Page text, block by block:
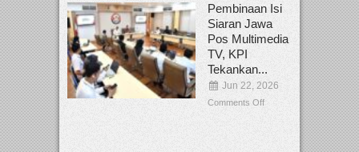
Pembinaan Isi
Siaran Jawa
Pos Multimedia
TV, KPI
Tekankan...
Jun 22, 2026
Comments Off